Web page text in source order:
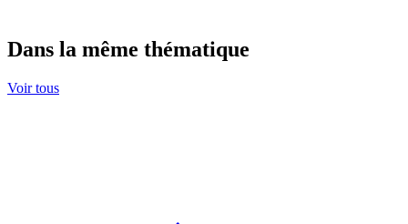
Dans la même thématique
Voir tous